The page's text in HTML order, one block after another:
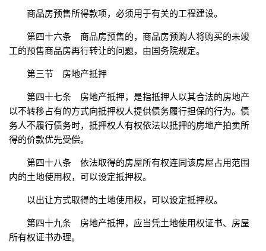
商品房预售所得款项，必须用于有关的工程建设。
第四十六条 商品房预售的，商品房预购人将购买的未竣
工的预售商品房再行转让的问题，由国务院规定。
第三节 房地产抵押
第四十七条 房地产抵押，是指抵押人以其合法的房地产
以不转移占有的方式向抵押权人提供债务履行担保的行为。债
务人不履行债务时，抵押权人有权依法以抵押的房地产拍卖所
得的价款优先受偿。
第四十八条 依法取得的房屋所有权连同该房屋占用范围
内的土地使用权，可以设定抵押权。
以出让方式取得的土地使用权，可以设定抵押权。
第四十九条 房地产抵押，应当凭土地使用权证书、房屋
所有权证书办理。